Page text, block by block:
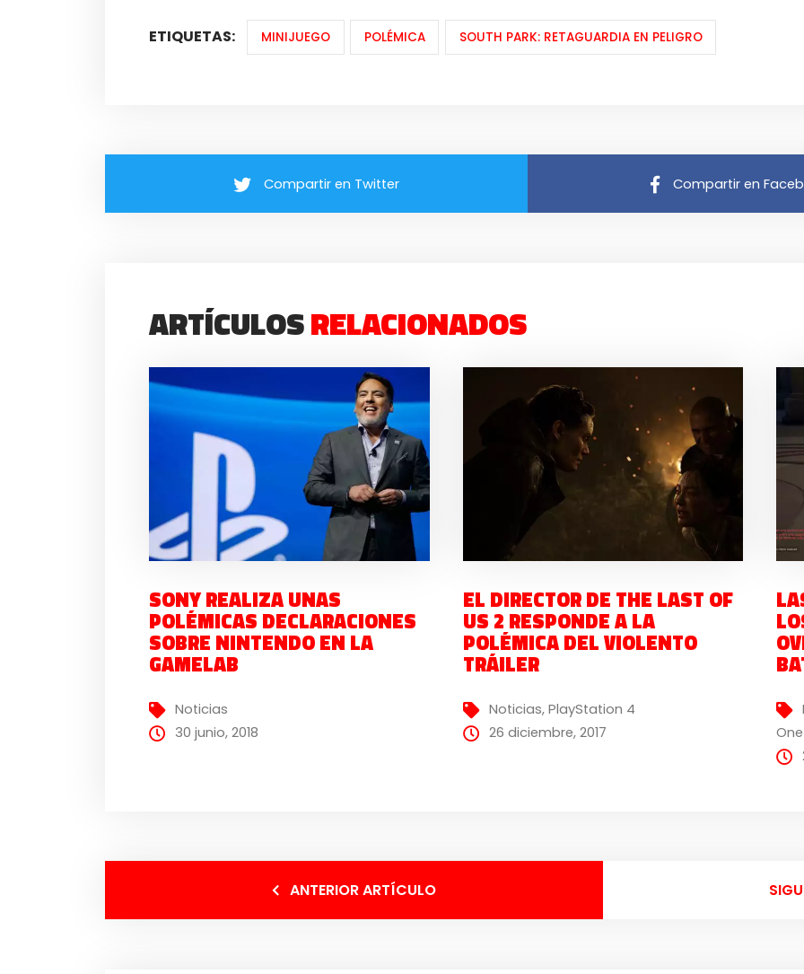
ETIQUETAS: MINIJUEGO POLÉMICA SOUTH PARK: RETAGUARDIA EN PELIGRO
Compartir en Twitter Compartir en
ARTÍCULOSRELACIONADOS
SONY REALIZA UNAS
POLÉMICAS DECLARACIONES
SOBRE NINTENDO EN LA
GAMELAB
Noticias
30 junio, 2018
EL DIRECTOR DE THE LAST OF
US 2 RESPONDE A LA
POLÉMICA DEL VIOLENTO
TRÁILER
Noticias, PlayStation 4
26 diciembre, 2017
One
ANTERIOR ARTÍCULO